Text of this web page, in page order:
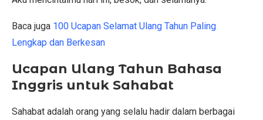
Baca juga 100 Ucapan Selamat Ulang Tahun Paling
Lengkap dan Berkesan
Ucapan Ulang Tahun Bahasa
Inggris untuk Sahabat
Sahabat adalah orang yang selalu hadir dalam berbagai